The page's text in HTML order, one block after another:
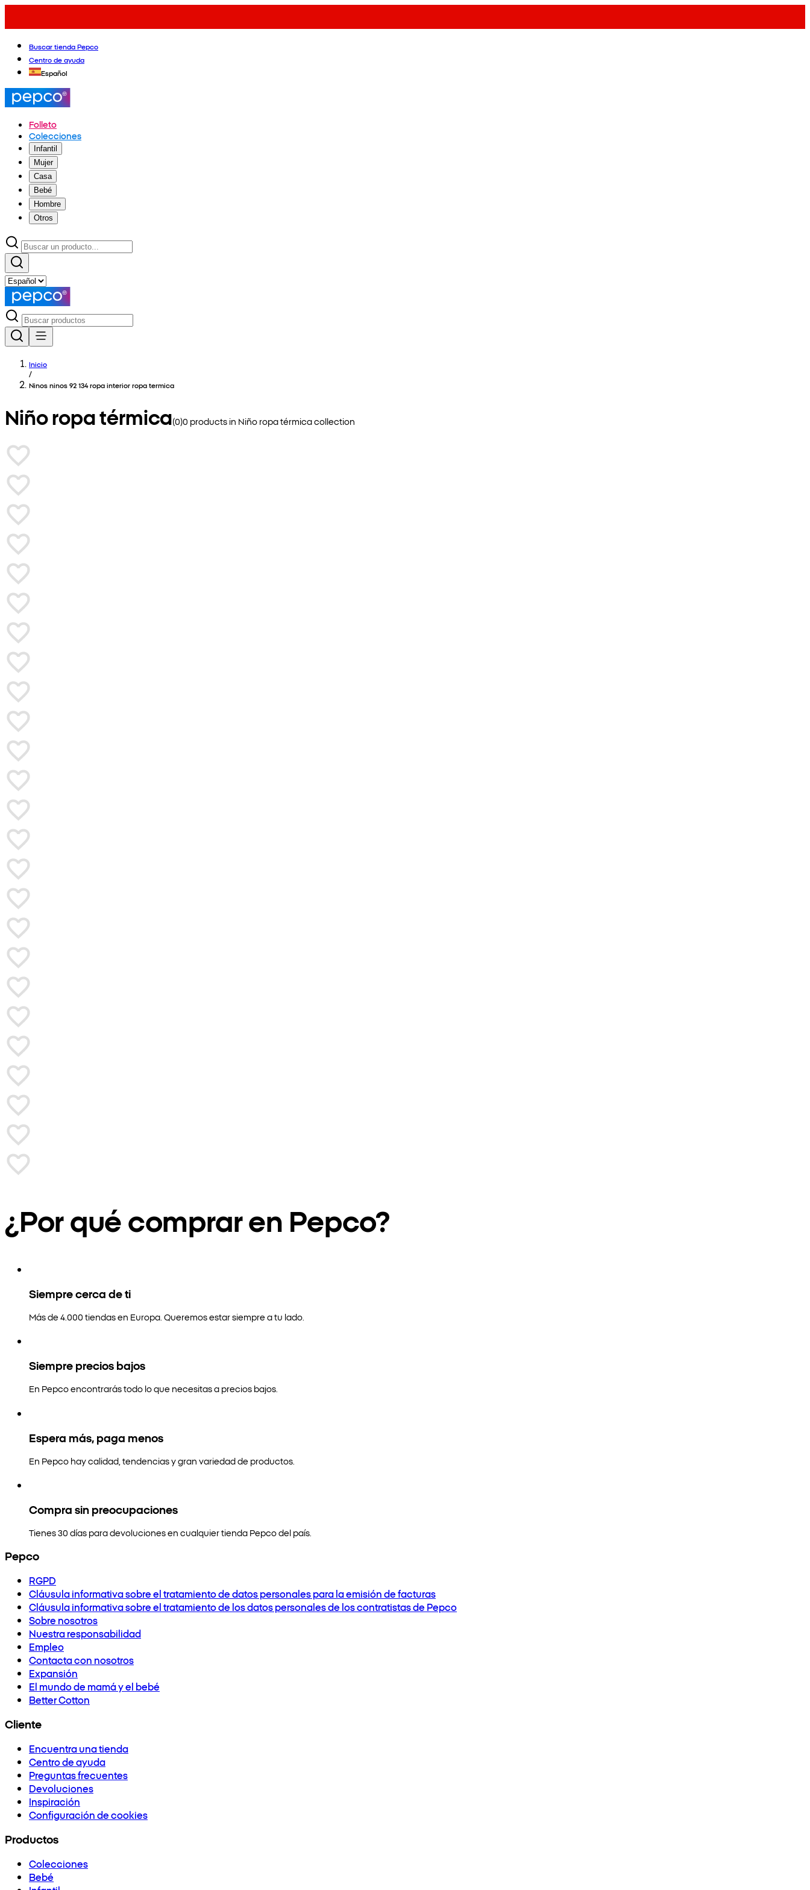
Buscar tienda Pepco
Centro de ayuda
Español
Folleto
Colecciones
Infantil
Mujer
Casa
Bebé
Hombre
Otros
Inicio
/
Ninos ninos 92 134 ropa interior ropa termica
Niño ropa térmica(0)0 products in Niño ropa térmicacollection
¿Por qué comprar en Pepco?
Siempre cerca de ti
Más de 4.000 tiendas en Europa. Queremos estar siempre a tu lado.
Siempre precios bajos
En Pepco encontrarás todo lo que necesitas a precios bajos.
Espera más, paga menos
En Pepco hay calidad, tendencias y gran variedad de productos.
Compra sin preocupaciones
Tienes 30 días para devoluciones en cualquier tienda Pepco del país.
Pepco
RGPD
Cláusula informativa sobre el tratamiento de datos personales para la emisión de facturas
Cláusula informativa sobre el tratamiento de los datos personales de los contratistas de Pepco
Sobre nosotros
Nuestra responsabilidad
Empleo
Contacta con nosotros
Expansión
El mundo de mamá y el bebé
Better Cotton
Cliente
Encuentra una tienda
Centro de ayuda
Preguntas frecuentes
Devoluciones
Inspiración
Configuración de cookies
Productos
Colecciones
Bebé